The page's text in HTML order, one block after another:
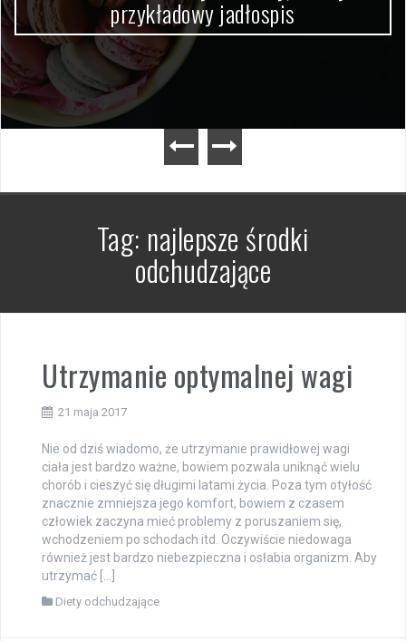
przykładowy jadłospis
Tag: najlepsze środki
odchudzające
Utrzymanie optymalnej wagi
21 maja 2017
Nie od dziś wiadomo, że utrzymanie prawidłowej wagi
ciała jest bardzo ważne, bowiem pozwala uniknąć wielu
chorób i cieszyć się długimi latami życia. Poza tym otyłość
znacznie zmniejsza jego komfort, bowiem z czasem
człowiek zaczyna mieć problemy z poruszaniem się,
wchodzeniem po schodach itd. Oczywiście niedowaga
również jest bardzo niebezpieczna i osłabia organizm. Aby
utrzymać […]
Diety odchudzające